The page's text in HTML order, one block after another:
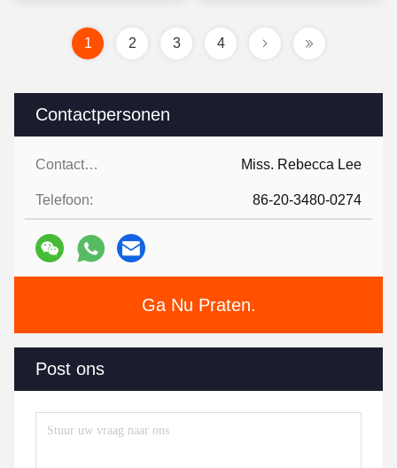
Contactpersonen
Contactpersonen: Miss. Rebecca Lee
Telefoon: 86-20-3480-0274
Ga Nu Praten.
Post ons
1 2 3 4